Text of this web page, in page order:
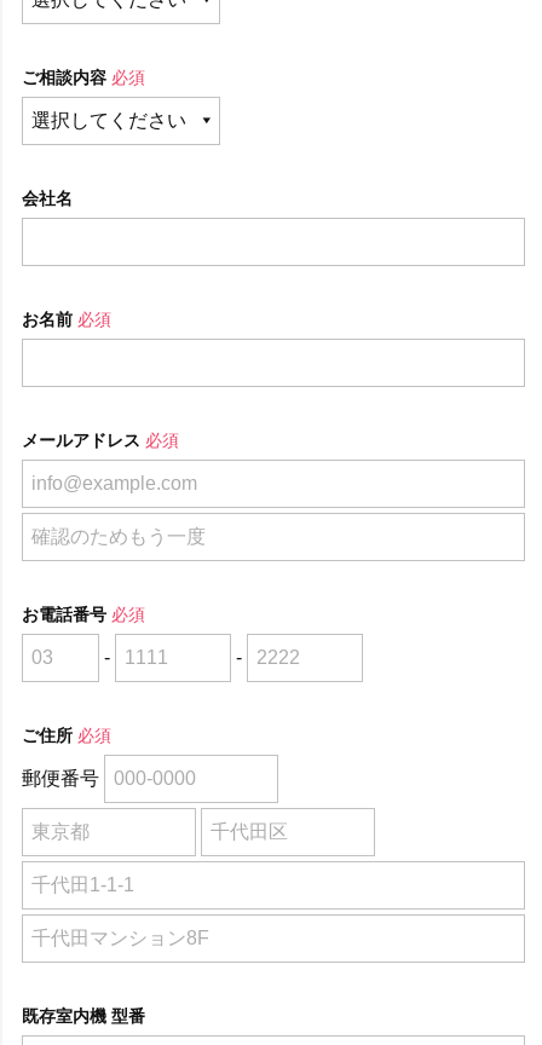
ご相談内容 必須
会社名
お名前 必須
メールアドレス 必須
お電話番号 必須
- -
ご住所 必須
郵便番号
既存室内機 型番